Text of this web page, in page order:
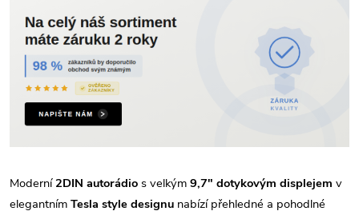
Moderní 2DIN autorádio s velkým 9,7" dotykovým displejem v
elegantním Tesla style designu nabízí přehledné a pohodlné